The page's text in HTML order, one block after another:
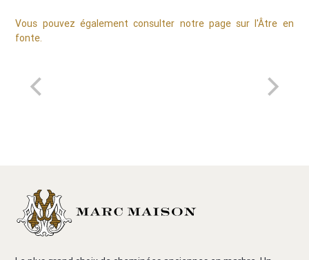
Vous pouvez également consulter notre page sur l'Âtre en
fonte.